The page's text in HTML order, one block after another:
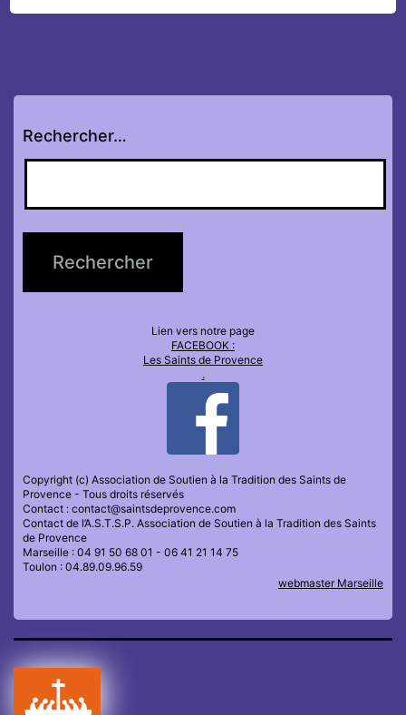
Rechercher…
Lien vers notre page
FACEBOOK :
Les Saints de Provence
.
Copyright (c) Association de Soutien à la Tradition des Saints de
Provence - Tous droits réservés
Contact : contact@saintsdeprovence.com
Contact de l’A.S.T.S.P. Association de Soutien à la Tradition des Saints
de Provence
Marseille : 04 91 50 68 01 - 06 41 21 14 75
Toulon : 04.89.09.96.59
webmaster Marseille